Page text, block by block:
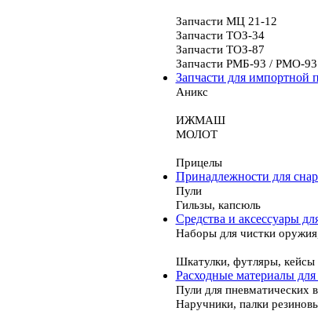
Запчасти МЦ 21-12
Запчасти ТОЗ-34
Запчасти ТОЗ-87
Запчасти РМБ-93 / РМО-93
Запчасти для импортной
Аникс
ИЖМАШ
МОЛОТ
Прицелы
Принадлежности для
Пули
Гильзы, капсюль
Средства и аксессуары
Наборы для чистки
Шкатулки, футляры, кейсы
Расходные материалы
Пули для пневматических
Наручники, палки